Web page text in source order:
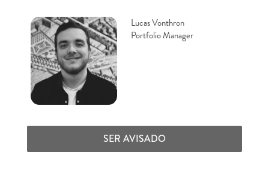
Lucas Vonthron
Portfolio Manager
SER AVISADO